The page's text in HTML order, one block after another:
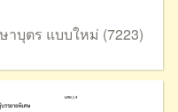
บุตร แบบใหม่ (7223)